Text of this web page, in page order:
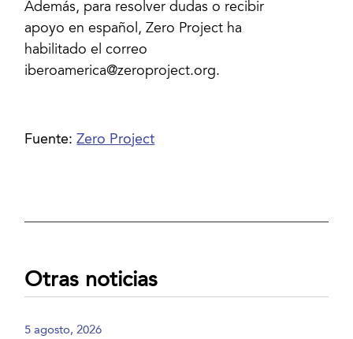
Además, para resolver dudas o recibir
apoyo en español, Zero Project ha
habilitado el correo
iberoamerica@zeroproject.org.
Fuente:Zero Project
Otras noticias
5 agosto, 2026